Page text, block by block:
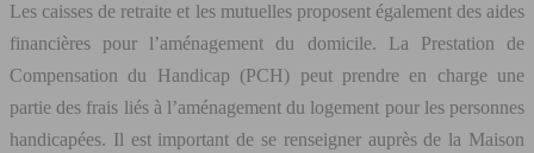
Les caisses de retraite et les mutuelles proposent également des aides
financières pour l’aménagement du domicile. La Prestation de
Compensation du Handicap (PCH) peut prendre en charge une
partie des frais liés à l’aménagement du logement pour les personnes
handicapées. Il est important de se renseigner auprès de la Maison